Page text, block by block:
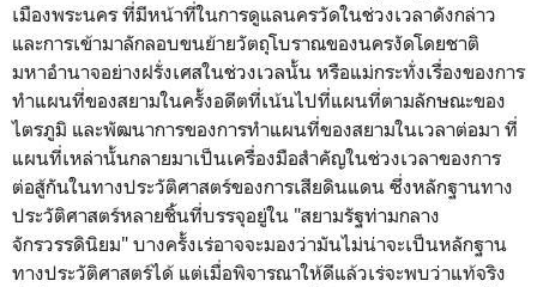
เมืองพระนคร ที่มีหน้าที่ในการดูแลนครวัดในช่วงเวลาดังกล่าว
และการเข้ามาลักลอบขนย้ายวัตถุโบราณของนครงัดโดยชาติ
มหาอำนาจอย่างฝรั่งเศสในช่วงเวลนั้น หรือแม่กระทั่งเรื่องของการ
ทำแผนที่ของสยามในครั้งอดีตที่เน้นไปที่แผนที่ตามลักษณะของ
ไตรภูมิ และพัฒนาการของการทำแผนที่ของสยามในเวลาต่อมา ที่
แผนที่เหล่านั้นกลายมาเป็นเครื่องมือสำคัญในช่วงเวลาของการ
ต่อสู้กันในทางประวัติศาสตร์ของการเสียดินแดน ซึ่งหลักฐานทาง
ประวัติศาสตร์หลายชิ้นที่บรรจุอยู่ใน "สยามรัฐท่ามกลาง
จักรวรรดินิยม" บางครั้งเร่อาจจะมองว่ามันไม่น่าจะเป็นหลักฐาน
ทางประวัติศาสตร์ได้ แต่เมื่อพิจารณาให้ดีแล้วเร่จะพบว่าแท้จริง